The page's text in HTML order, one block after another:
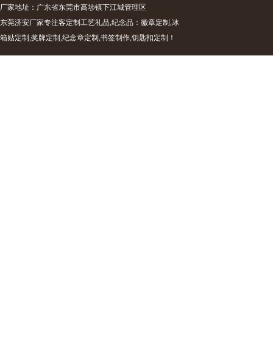
厂家地址：广东省东莞市高埗镇下江城管理区
东莞济安厂家专注客定制工艺礼品,纪念品：徽章定制,冰
箱贴定制,奖牌定制,纪念章定制,书签制作,钥匙扣定制！